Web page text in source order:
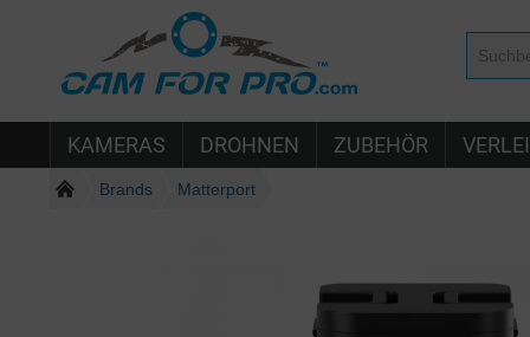
KAMERAS DROHNEN ZUBEHÖR
Brands Matterport